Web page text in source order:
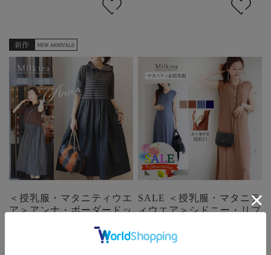
＜授乳服・マタニティウエ
ア＞アンナ・ボーダードッ
SALE ＜授乳服・マタニテ
ィウエア＞シドニー・リブ
ース（あて布付きの授乳
口）